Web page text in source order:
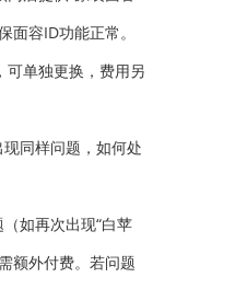
面容ID功能正常。
可单独更换，费用另
同样问题，如何处
如再次出现“白苹
额外付费。若问题